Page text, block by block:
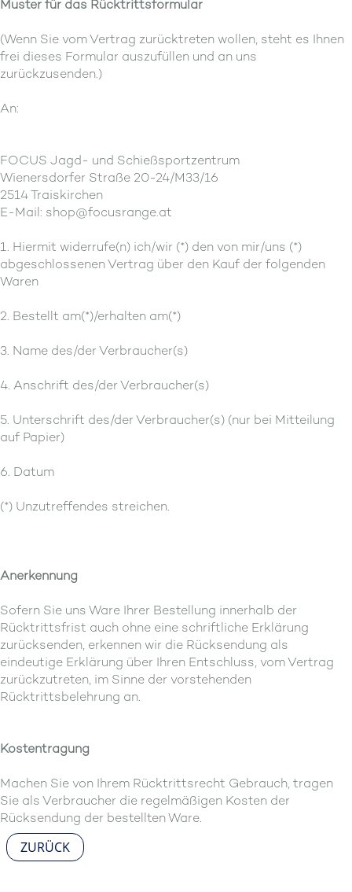
Muster für das Rücktrittsformular
(Wenn Sie vom Vertrag zurücktreten wollen, steht es Ihnen
frei dieses Formular auszufüllen und an uns
zurückzusenden.)
An:
FOCUS Jagd- und Schießsportzentrum
Wienersdorfer Straße 20-24/M33/16
2514 Traiskirchen
E-Mail: shop@focusrange.at
1. Hiermit widerrufe(n) ich/wir (*) den von mir/uns (*)
abgeschlossenen Vertrag über den Kauf der folgenden
Waren
2. Bestellt am(*)/erhalten am(*)
3. Name des/der Verbraucher(s)
4. Anschrift des/der Verbraucher(s)
5. Unterschrift des/der Verbraucher(s) (nur bei Mitteilung
auf Papier)
6. Datum
(*) Unzutreffendes streichen.
Anerkennung
Sofern Sie uns Ware Ihrer Bestellung innerhalb der
Rücktrittsfrist auch ohne eine schriftliche Erklärung
zurücksenden, erkennen wir die Rücksendung als
eindeutige Erklärung über Ihren Entschluss, vom Vertrag
zurückzutreten, im Sinne der vorstehenden
Rücktrittsbelehrung an.
Kostentragung
Machen Sie von Ihrem Rücktrittsrecht Gebrauch, tragen
Sie als Verbraucher die regelmäßigen Kosten der
Rücksendung der bestellten Ware.
ZURÜCK